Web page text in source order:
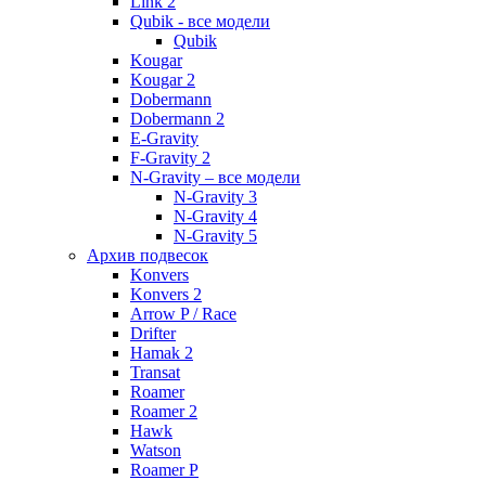
Qubik - все модели
Qubik
Kougar
Kougar 2
Dobermann
Dobermann 2
E-Gravity
F-Gravity 2
N-Gravity – все модели
N-Gravity 3
N-Gravity 4
N-Gravity 5
Архив подвесок
Konvers
Konvers 2
Arrow P / Race
Drifter
Hamak 2
Transat
Roamer
Roamer 2
Hawk
Watson
Roamer P